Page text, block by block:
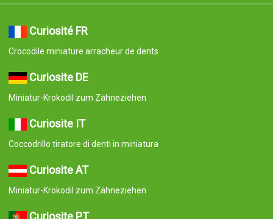
Curiosité FR
Crocodile miniature arracheur de dents
Curiosite DE
Miniatur-Krokodil zum Zähneziehen
Curiosite IT
Coccodrillo tiratore di denti in miniatura
Curiosite AT
Miniatur-Krokodil zum Zähneziehen
Curiosite PT